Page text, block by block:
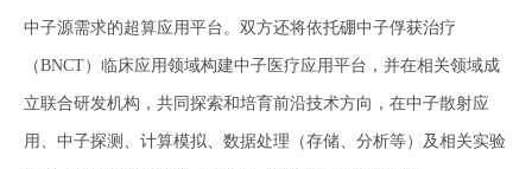
中子源需求的超算应用平台。双方还将依托硼中子俘获治疗
（BNCT）临床应用领域构建中子医疗应用平台，并在相关领域成
立联合研发机构，共同探索和培育前沿技术方向，在中子散射应
用、中子探测、计算模拟、数据处理（存储、分析等）及相关实验